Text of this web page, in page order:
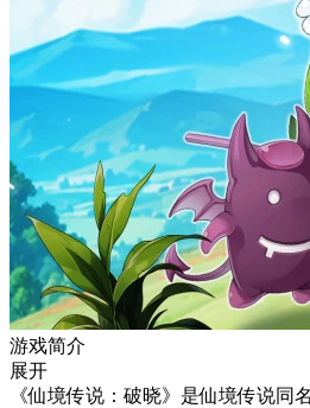
游戏简介
展开
《仙境传说：破晓》是仙境传说同